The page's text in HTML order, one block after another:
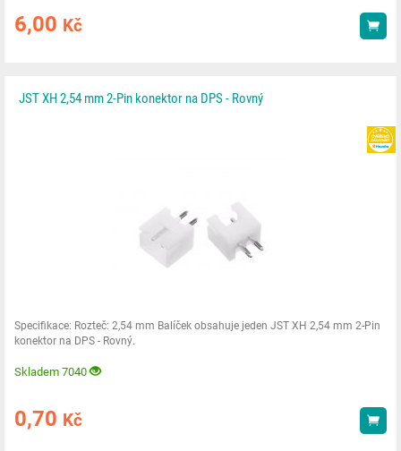
6,00 Kč
JST XH 2,54 mm 2-Pin konektor na DPS - Rovný
Specifikace: Rozteč: 2,54 mm Balíček obsahuje jeden JST XH 2,54 mm 2-Pin
konektor na DPS - Rovný.
Skladem 7040
0,70 Kč